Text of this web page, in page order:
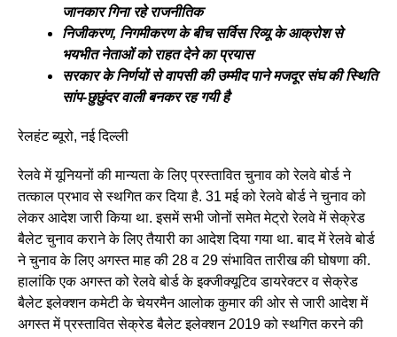
जानकार गिना रहे राजनीतिक
निजीकरण, निगमीकरण के बीच सर्विस रिव्यू के आक्रोश से
भयभीत नेताओं को राहत देने का प्रयास
सरकार के निर्णयों से वापसी की उम्मीद पाने मजदूर संघ की स्थिति
सांप-छुछुंदर वाली बनकर रह गयी है
रेलहंट ब्यूरो, नई दिल्ली
रेलवे में यूनियनों की मान्यता के लिए प्रस्तावित चुनाव को रेलवे बोर्ड ने
तत्काल प्रभाव से स्थगित कर दिया है. 31 मई को रेलवे बोर्ड ने चुनाव को
लेकर आदेश जारी किया था. इसमें सभी जोनों समेत मेट्रो रेलवे में सेक्रेड
बैलेट चुनाव कराने के लिए तैयारी का आदेश दिया गया था. बाद में रेलवे बोर्ड
ने चुनाव के लिए अगस्त माह की 28 व 29 संभावित तारीख की घोषणा की.
हालांकि एक अगस्त को रेलवे बोर्ड के इक्जीक्यूटिव डायरेक्टर व सेक्रेड
बैलेट इलेक्शन कमेटी के चेयरमैन आलोक कुमार की ओर से जारी आदेश में
अगस्त में प्रस्तावित सेक्रेड बैलेट इलेक्शन 2019 को स्थगित करने की